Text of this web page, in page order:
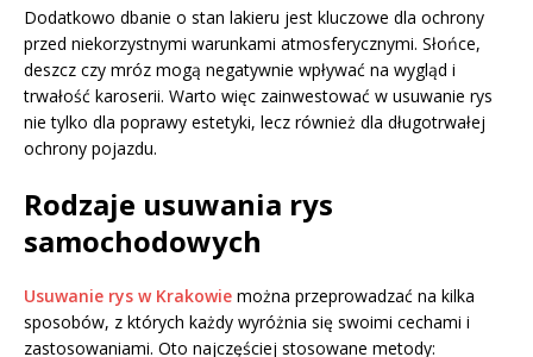
Dodatkowo dbanie o stan lakieru jest kluczowe dla ochrony
przed niekorzystnymi warunkami atmosferycznymi. Słońce,
deszcz czy mróz mogą negatywnie wpływać na wygląd i
trwałość karoserii. Warto więc zainwestować w usuwanie rys
nie tylko dla poprawy estetyki, lecz również dla długotrwałej
ochrony pojazdu.
Rodzaje usuwania rys
samochodowych
Usuwanie rys w Krakowie można przeprowadzać na kilka
sposobów, z których każdy wyróżnia się swoimi cechami i
zastosowaniami. Oto najczęściej stosowane metody: